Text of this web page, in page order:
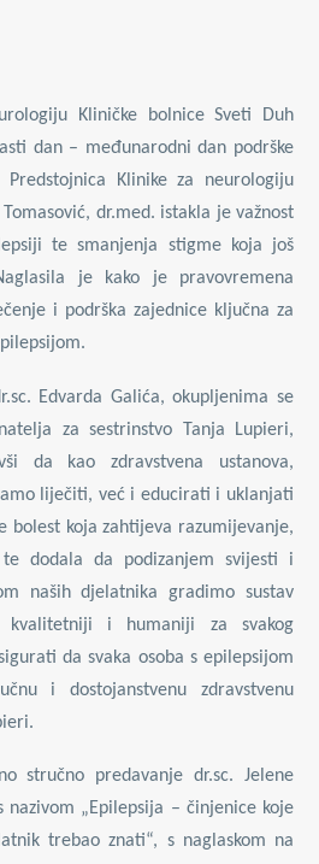
Kliničke bolnice Sveti Duh
dan– međunarodni dan podrške
Klinike za neurologiju
Tomasović, dr.med. istakla je važnost
te smanjenja stigme koja još
je kako je pravovremena
i podrška zajednice ključna za
Edvarda Galića, okupljenima se
za sestrinstvo Tanja Lupieri,
da kao zdravstvena ustanova,
liječiti, već i educirati i uklanjati
bolest koja zahtijeva razumijevanje,
dodala da podizanjem svijesti i
naših djelatnika gradimo sustav
i humaniji za svakog
da svaka osoba s epilepsijom
i dostojanstvenu zdravstvenu
stručno predavanje dr.sc. Jelene
nazivom „Epilepsija – činjenice koje
trebao znati“, s naglaskom na